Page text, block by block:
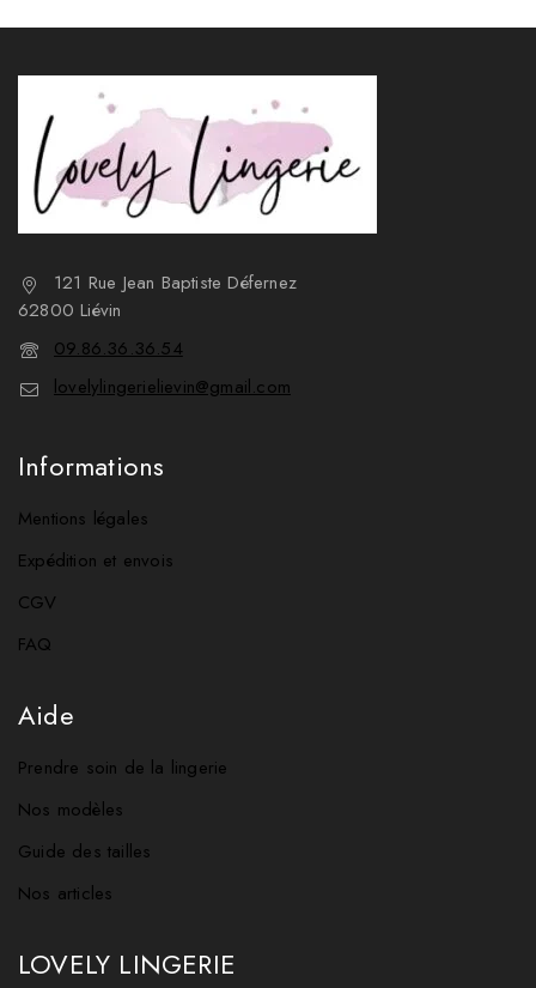
121 Rue Jean Baptiste Défernez
62800 Liévin
09.86.36.36.54
lovelylingerielievin@gmail.com
Informations
Mentions légales
Expédition et envois
CGV
FAQ
Aide
Prendre soin de la lingerie
Nos modèles
Guide des tailles
Nos articles
LOVELY LINGERIE